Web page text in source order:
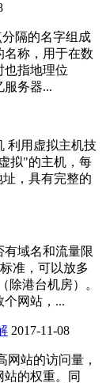
分隔的名字组成
名称，用于在数
也指地理位
服务器...
利用虚拟主机技
拟"的主机，每
，具有完整的
有域名和流量限
准，可以放多
除港台机房）。
网站，...
2017-11-08
网站的访问量，
的权重。同